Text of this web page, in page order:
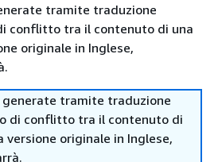
tramite traduzione
conflitto tra il contenuto di una
originale in Inglese,
generate tramite traduzione
di conflitto tra il contenuto di
versione originale in Inglese,